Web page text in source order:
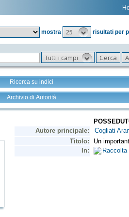
mostra
25 risultati per
Tutti i campi
Ricerca su indici
Archivio di Autorità